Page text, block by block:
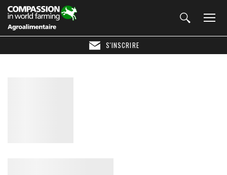
S'INSCRIRE